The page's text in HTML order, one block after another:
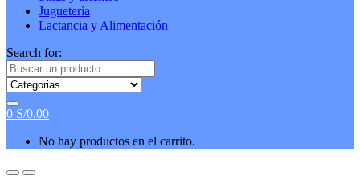
Juguetería
Lactancia y Alimentación
Search for:
0 S/0.00
No hay productos en el carrito.